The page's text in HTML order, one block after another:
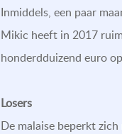
Inmiddels, een paar
Mikic heeft in 2017
honderdduizend euro
Losers
De malaise beperkt